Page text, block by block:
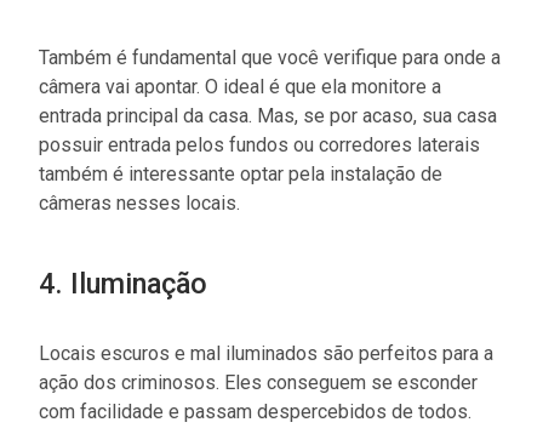
Também é fundamental que você verifique para onde a
câmera vai apontar. O ideal é que ela monitore a
entrada principal da casa. Mas, se por acaso, sua casa
possuir entrada pelos fundos ou corredores laterais
também é interessante optar pela instalação de
câmeras nesses locais.
4. Iluminação
Locais escuros e mal iluminados são perfeitos para a
ação dos criminosos. Eles conseguem se esconder
com facilidade e passam despercebidos de todos.